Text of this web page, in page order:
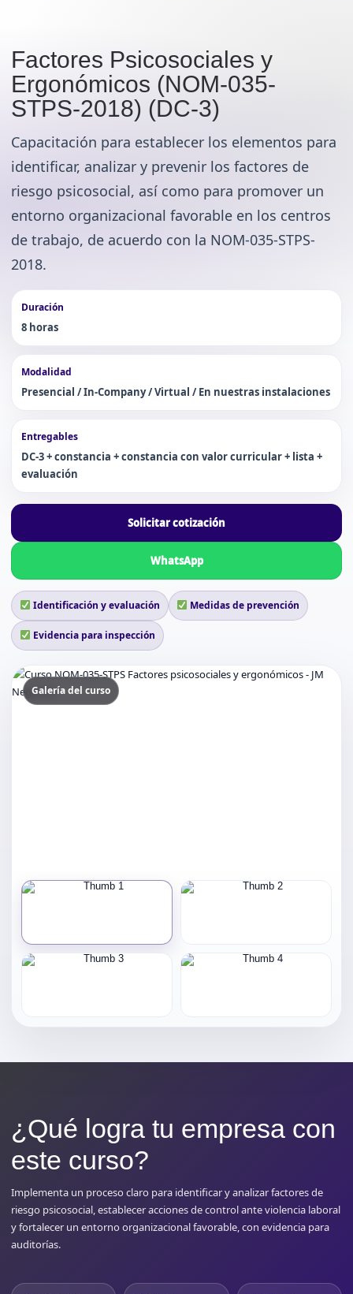
Factores Psicosociales y
Ergonómicos (NOM-035-
STPS-2018) (DC-3)
Capacitación para establecer los elementos para
identificar, analizar y prevenir los factores de
riesgo psicosocial, así como para promover un
entorno organizacional favorable en los centros
de trabajo, de acuerdo con la NOM-035-STPS-
2018.
Duración
8 horas
Modalidad
Presencial / In-Company / Virtual / En nuestras instalaciones
Entregables
DC-3 + constancia + constancia con valor curricular + lista +
evaluación
Solicitar cotización
WhatsApp
Identificación y evaluación Medidas de prevención
Evidencia para inspección
Galería del curso
¿Qué logra tu empresa con
este curso?
Implementa un proceso claro para identificar y analizar factores de
riesgo psicosocial, establecer acciones de control ante violencia laboral
y fortalecer un entorno organizacional favorable, con evidencia para
auditorías.